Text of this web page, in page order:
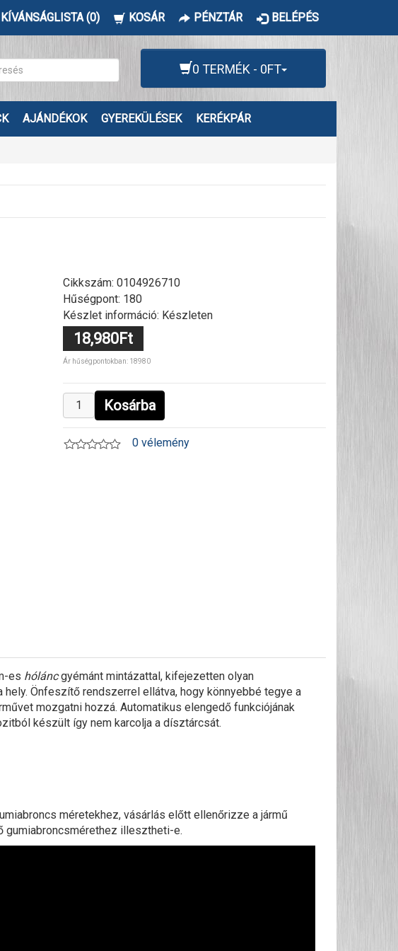
KÍVÁNSÁGLISTA (0) KOSÁR PÉNZTÁR BELÉPÉS
0 TERMÉK - 0FT
AJÁNDÉKOK GYEREKÜLÉSEK KERÉKPÁR
Cikkszám: 0104926710
Hűségpont: 180
Készlet információ: Készleten
18,980Ft
Ár hűségpontokban: 18980
Kosárba
0 vélemény
es hóláncgyémánt mintázattal, kifejezetten olyan
Önfeszítő rendszerrel ellátva, hogy könnyebbé tegye a
mozgatni hozzá. Automatikus elengedő funkciójának
készült így nem karcolja a dísztárcsát.
méretekhez, vásárlás előtt ellenőrizze a jármű
gumiabroncsmérethez illesztheti-e.